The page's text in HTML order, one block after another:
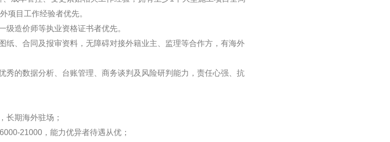
项目工作经验者优先。
级造价师等执业资格证书者优先。
纸、合同及报审资料，无障碍对接外籍业主、监理等合作方，有海外
秀的数据分析、台账管理、商务谈判及风险研判能力，责任心强、抗
长期海外驻场；
21000，能力优异者待遇从优；